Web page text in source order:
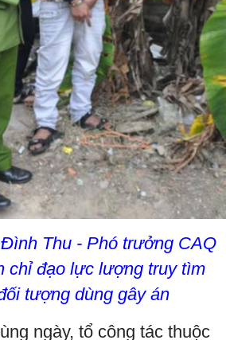
Thu - Phó trưởng CAQ
chỉ đạo lực lượng truy tìm
tượng dùng gây án
ngày, tổ công tác thuộc